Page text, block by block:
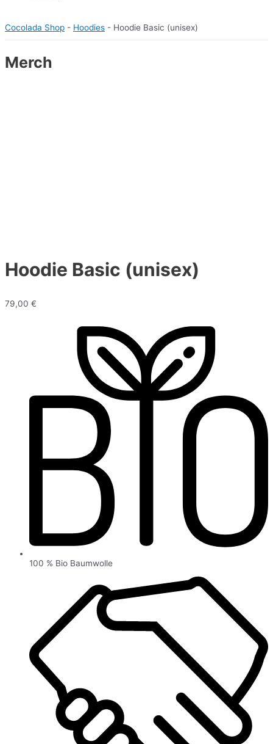
Cocolada Shop - Hoodies - Hoodie Basic (unisex)
Merch
Hoodie Basic (unisex)
79,00 €
100 % Bio Baumwolle